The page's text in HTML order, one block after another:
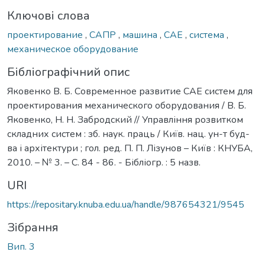
Ключові слова
проектирование , САПР , машина , САЕ , система ,
механическое оборудование
Бібліографічний опис
Яковенко В. Б. Современное развитие CAE систем для
проектирования механического оборудования / В. Б.
Яковенко, Н. Н. Забродский // Управління розвитком
складних систем : зб. наук. праць / Київ. нац. ун-т буд-
ва і архітектури ; гол. ред. П. П. Лізунов – Київ : КНУБА,
2010. – № 3. – С. 84 - 86. - Бібліогр. : 5 назв.
URI
https://repositary.knuba.edu.ua/handle/987654321/9545
Зібрання
Вип. 3